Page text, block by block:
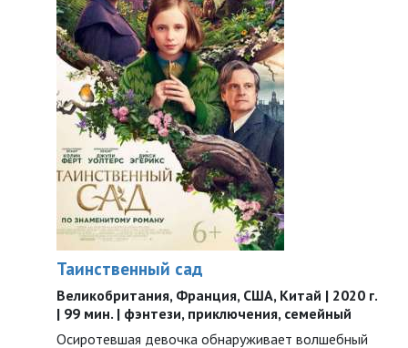
Таинственный сад
Великобритания, Франция, США, Китай | 2020 г.
| 99 мин. | фэнтези, приключения, семейный
Осиротевшая девочка обнаруживает волшебный